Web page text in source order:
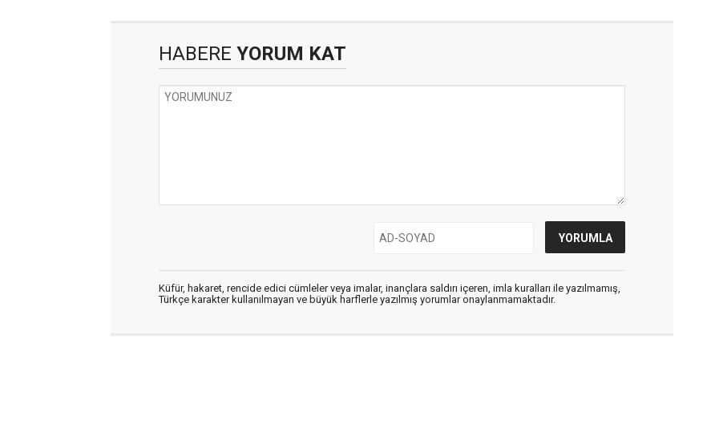
HABERE YORUM KAT
Küfür, hakaret, rencide edici cümleler veya imalar, inançlara saldırı içeren, imla kuralları ile yazılmamış,
Türkçe karakter kullanılmayan ve büyük harflerle yazılmış yorumlar onaylanmamaktadır.